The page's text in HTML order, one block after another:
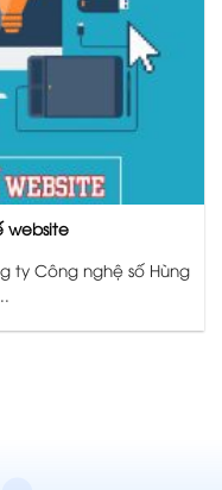
website
ty Công nghệ số Hùng